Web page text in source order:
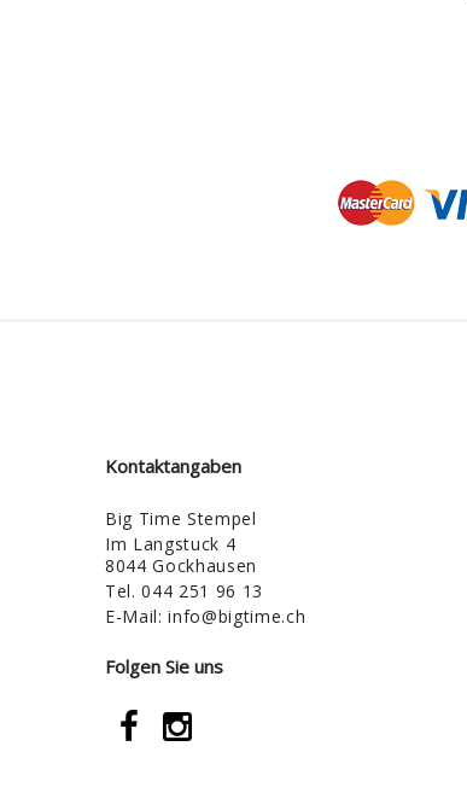
Kontaktangaben
Big Time Stempel
Im Langstuck 4
8044 Gockhausen
Tel.044 251 96 13
E-Mail:info@bigtime.ch
Folgen Sie uns